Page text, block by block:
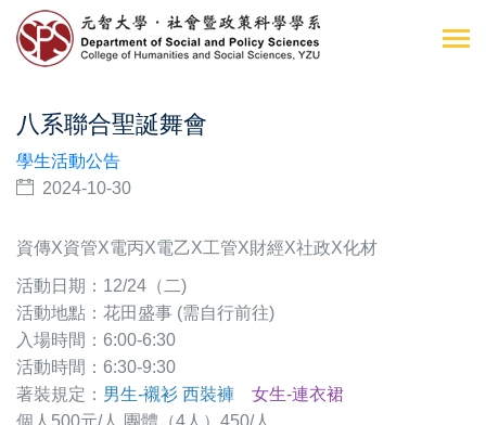
八系聯合聖誕舞會
學生活動公告
2024-10-30
資傳X資管X電丙X電乙X工管X財經X社政X化材
活動日期：12/24（二)
活動地點：花田盛事 (需自行前往)
入場時間：6:00-6:30
活動時間：6:30-9:30
著裝規定： 男生-襯衫 西裝褲
女生-連衣裙
個人500元/人 團體（4人）450/人